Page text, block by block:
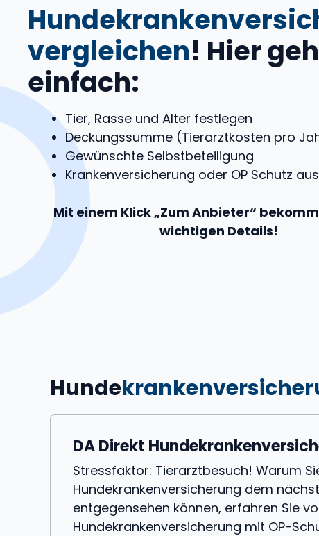
vergleichen! Hier
einfach:
Tier, Rasse und Alter festlegen
Deckungssumme (Tierarztkosten pro
Gewünschte Selbstbeteiligung
Krankenversicherung oder OP Schutz
Mit einem Klick „Zum Anbieter“
wichtigen Details!
Hunde
DA Direkt
Stressfaktor: Tierarztbesuch! Warum
Hundekrankenversicherung dem
entgegensehen können, erfahren Sie
Hundekrankenversicherung mit OP-